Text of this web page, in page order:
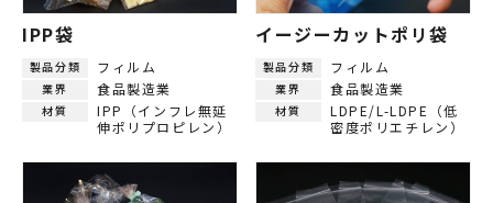
IPP袋
製品分類 フィルム
業界 食品製造業
材質
IPP（インフレ無延
伸ポリプロピレン）
イージーカットポリ袋
製品分類 フィルム
業界 食品製造業
材質
LDPE/L-LDPE（低
密度ポリエチレン）